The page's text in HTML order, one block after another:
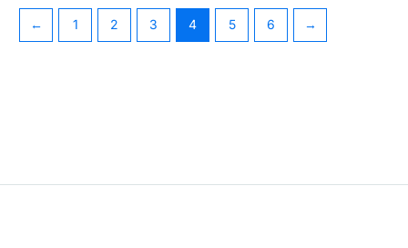
← 1 2 3 4 5 6 →